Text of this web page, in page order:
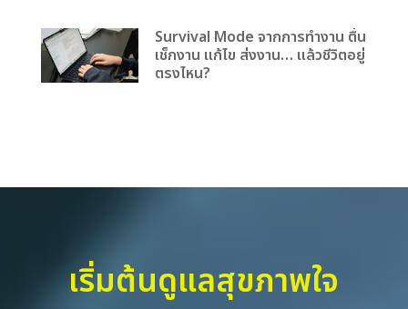
Survival Mode จากการทำงาน ตื่น
เช็กงาน แก้ไข ส่งงาน… แล้วชีวิตอยู่
ตรงไหน?
เริ่มต้นดูแลสุขภาพใจ